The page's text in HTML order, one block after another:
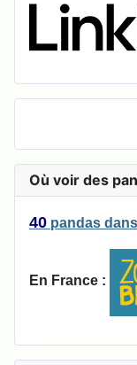
Où voir des
40 pandas dans
En France :